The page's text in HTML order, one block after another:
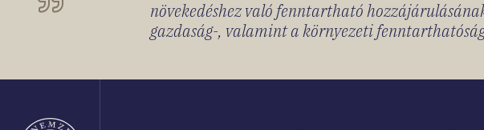
növekedéshez való fenntartható
gazdaság-, valamint a környezeti